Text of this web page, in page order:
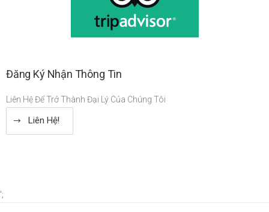
Đăng Ký Nhận Thông Tin
Liên Hệ Để Trở Thành Đại Lý Của Chúng Tôi
Liên Hệ!
';